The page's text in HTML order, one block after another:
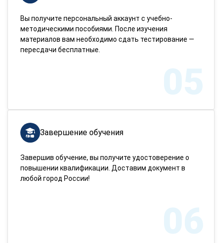
Вы получите персональный аккаунт с учебно-
методическими пособиями. После изучения
материалов вам необходимо сдать тестирование —
пересдачи бесплатные.
05
Завершение обучения
Завершив обучение, вы получите удостоверение о
повышении квалификации. Доставим документ в
любой город России!
06